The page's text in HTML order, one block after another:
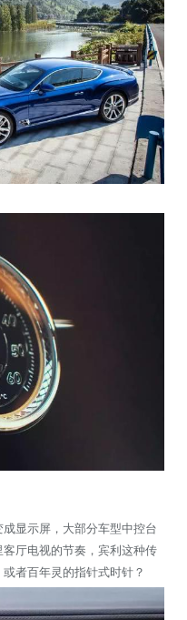
显示屏，大部分车型中控台
厅电视的节奏，宾利这种传
者百年灵的指针式时针？